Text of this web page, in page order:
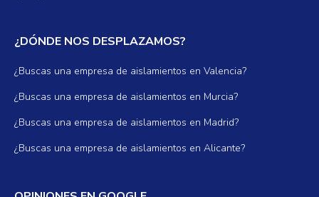
¿DÓNDE NOS DESPLAZAMOS?
¿Buscas una empresa de aislamientos en Valencia?
¿Buscas una empresa de aislamientos en Murcia?
¿Buscas una empresa de aislamientos en Madrid?
¿Buscas una empresa de aislamientos en Alicante?